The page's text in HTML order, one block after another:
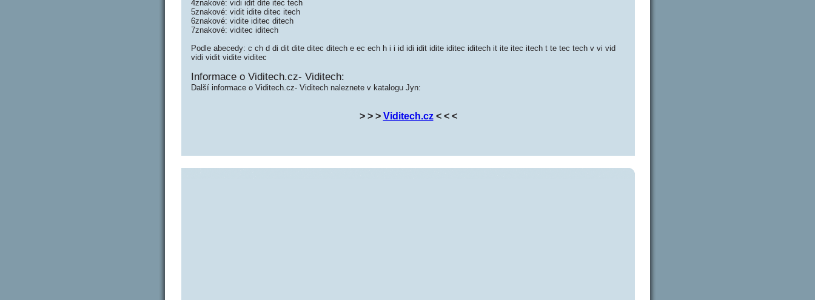
4znakové: vidi idit dite itec tech
5znakové: vidit idite ditec itech
6znakové: vidite iditec ditech
7znakové: viditec iditech
Podle abecedy: c ch d di dit dite ditec ditech e ec ech h i i id idi idit idite iditec iditech it ite itec itech t te tec tech v vi vid
vidi vidit vidite viditec
Informace o Viditech.cz- Viditech:
Další informace o Viditech.cz- Viditech naleznete v katalogu Jyn:
> > > Viditech.cz< < <